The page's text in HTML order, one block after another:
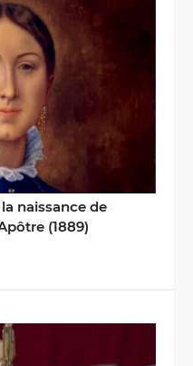
naissance de
(1889)